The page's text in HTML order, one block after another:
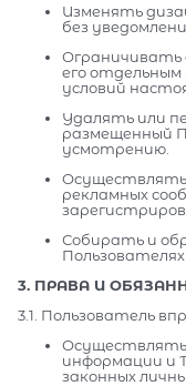
Изменять
без
Ограничивать
его отдельным
условий
Удалять или
размещенный
усмотрению.
Осуществлять
рекламных
Собирать и
Пользователях
3. ПРАВА И
3.1. Пользователь
Осуществлять
информации и
законных